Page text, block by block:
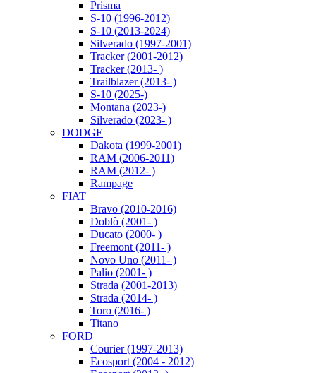
Prisma
S-10 (1996-2012)
S-10 (2013-2024)
Silverado (1997-2001)
Tracker (2001-2012)
Tracker (2013- )
Trailblazer (2013- )
S-10 (2025-)
Montana (2023-)
Silverado (2023- )
DODGE
Dakota (1999-2001)
RAM (2006-2011)
RAM (2012- )
Rampage
FIAT
Bravo (2010-2016)
Doblò (2001- )
Ducato (2000- )
Freemont (2011- )
Novo Uno (2011- )
Palio (2001- )
Strada (2001-2013)
Strada (2014- )
Toro (2016- )
Titano
FORD
Courier (1997-2013)
Ecosport (2004 - 2012)